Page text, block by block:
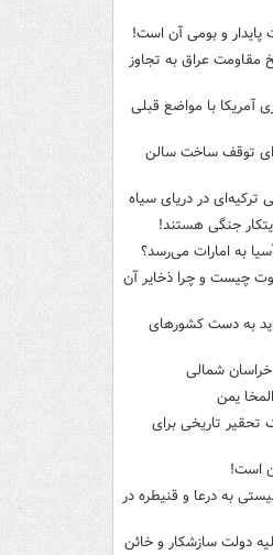
پایدار و بومی آن است!
مقاومت عراق به تجاوز
آمریکا با مواضع قبلی
توقف ساخت سالن
ترکیه‌ای در دریای سیاه
جنگی هستند!
به امارات می‌رسد؟
چیست و چرا ذخایر آن
به دست کشورهای
خراسان شمالی
یمن
تحقیر تاریخی برای
است!
به درعا و قنیطره در
دولت سازشکار و خائن